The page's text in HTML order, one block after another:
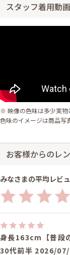
スタッフ着用動画
※ 映像の色味は多少実物
色味のイメージは商品写
お客様からのレ
みなさまの平均レビ
身長163cm【普段
30代前半 2026/